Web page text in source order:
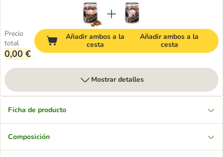
Precio
total
0,00 €
Añadir ambos a la
cesta
Añadir ambos a la
cesta
Mostrar detalles
Ficha de producto
Composición